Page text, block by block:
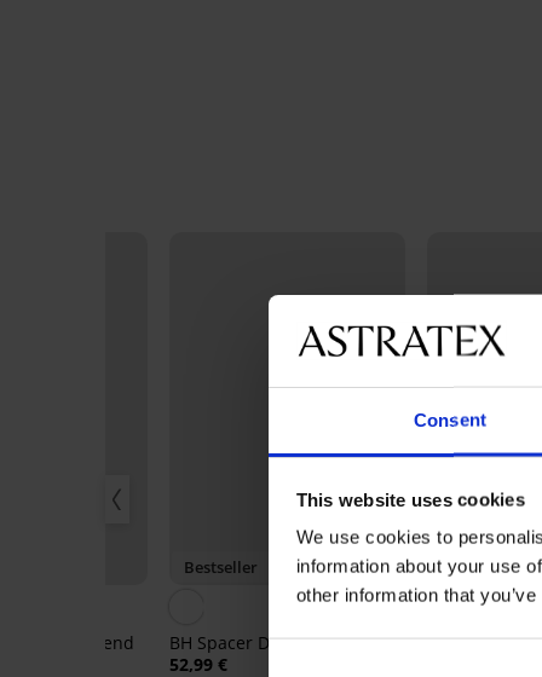
Consent
This website uses cookies
We use cookies to
information about your use
other information that
glättend
Bestseller
BH Spacer Delicate Flower
52,99 €
-20% BRA20